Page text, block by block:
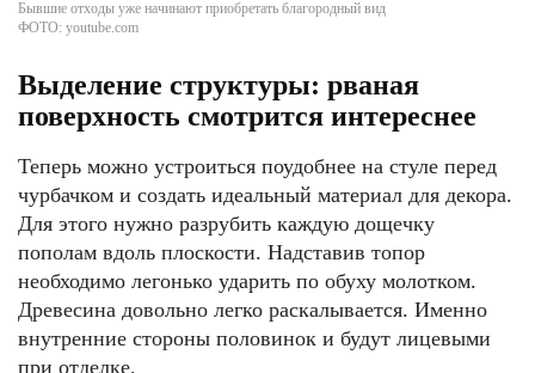
Бывшие отходы уже начинают приобретать благородный вид
ФОТО: youtube.com
Выделение структуры: рваная
поверхность смотрится интереснее
Теперь можно устроиться поудобнее на стуле перед
чурбачком и создать идеальный материал для декора.
Для этого нужно разрубить каждую дощечку
пополам вдоль плоскости. Надставив топор
необходимо легонько ударить по обуху молотком.
Древесина довольно легко раскалывается. Именно
внутренние стороны половинок и будут лицевыми
при отделке.